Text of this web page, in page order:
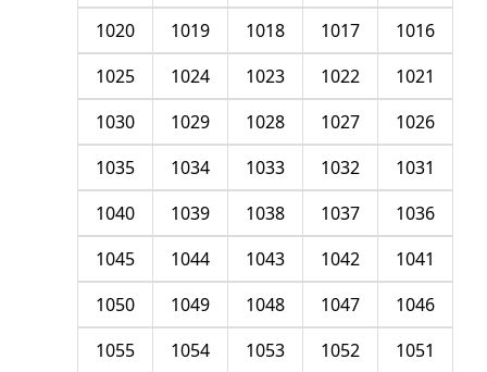
1016
1017
1018
1019
1020
1021
1022
1023
1024
1025
1026
1027
1028
1029
1030
1031
1032
1033
1034
1035
1036
1037
1038
1039
1040
1041
1042
1043
1044
1045
1046
1047
1048
1049
1050
1051
1052
1053
1054
1055